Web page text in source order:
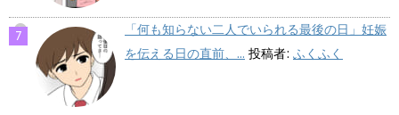
「何も知らない二人でいられる最後の日」妊娠
を伝える日の直前、... 投稿者: ふくふく